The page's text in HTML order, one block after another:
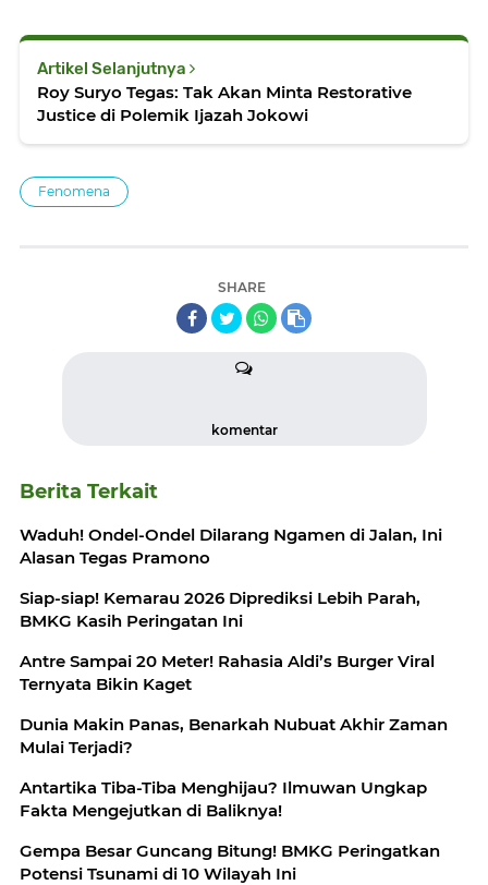
Artikel Selanjutnya
Roy Suryo Tegas: Tak Akan Minta Restorative
Justice di Polemik Ijazah Jokowi
Fenomena
SHARE
komentar
Berita Terkait
Waduh! Ondel-Ondel Dilarang Ngamen di Jalan, Ini
Alasan Tegas Pramono
Siap-siap! Kemarau 2026 Diprediksi Lebih Parah,
BMKG Kasih Peringatan Ini
Antre Sampai 20 Meter! Rahasia Aldi’s Burger Viral
Ternyata Bikin Kaget
Dunia Makin Panas, Benarkah Nubuat Akhir Zaman
Mulai Terjadi?
Antartika Tiba-Tiba Menghijau? Ilmuwan Ungkap
Fakta Mengejutkan di Baliknya!
Gempa Besar Guncang Bitung! BMKG Peringatkan
Potensi Tsunami di 10 Wilayah Ini